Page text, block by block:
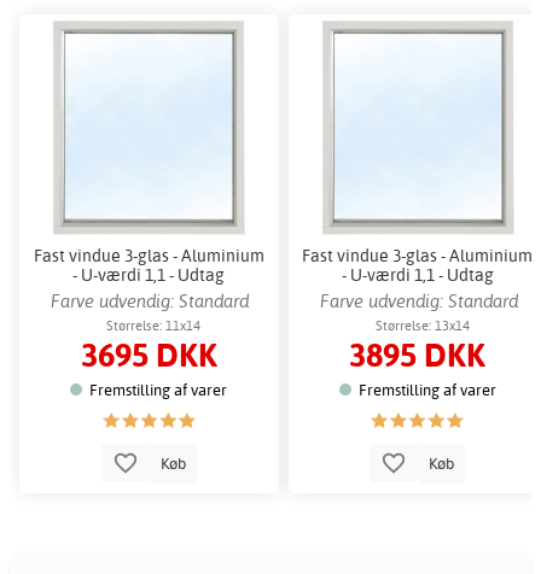
Fast vindue 3-glas - Aluminium
- U-værdi 1,1 - Udtag
Farve udvendig: Standard
hvid
Størrelse: 11x14
3695 DKK
Fremstilling af varer
Køb
Fast vindue 3-glas - Aluminium
- U-værdi 1,1 - Udtag
Farve udvendig: Standard
hvid
Størrelse: 13x14
3895 DKK
Fremstilling af varer
Køb